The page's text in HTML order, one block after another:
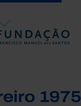
1975